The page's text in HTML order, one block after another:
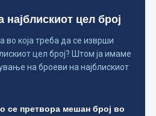
цел број
во која треба да се изврши
цел број? Штом ја имаме
на броеви на најблискиот
се претвора мешан број во